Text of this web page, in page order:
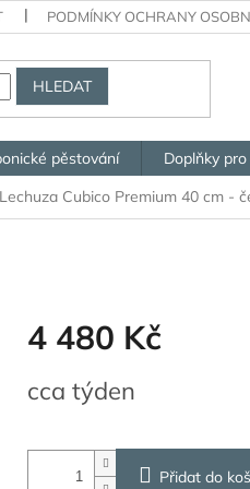
PODMÍNKY OCHRANY
HLEDAT
pěstování Doplňky
Lechuza Cubico Premium 40 cm -
4 480 Kč
cena:
cca týden
Přidat do